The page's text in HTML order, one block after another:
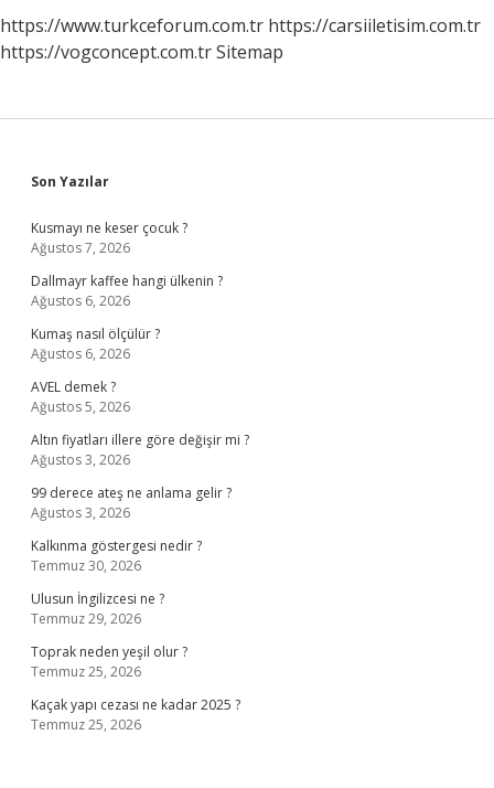
https://www.turkceforum.com.tr https://carsiiletisim.com.tr
https://vogconcept.com.trSitemap
Sidebar
Son Yazılar
Kusmayı ne keser çocuk ?
Ağustos 7, 2026
Dallmayr kaffee hangi ülkenin ?
Ağustos 6, 2026
Kumaş nasıl ölçülür ?
Ağustos 6, 2026
AVEL demek ?
Ağustos 5, 2026
Altın fiyatları illere göre değişir mi ?
Ağustos 3, 2026
99 derece ateş ne anlama gelir ?
Ağustos 3, 2026
Kalkınma göstergesi nedir ?
Temmuz 30, 2026
Ulusun İngilizcesi ne ?
Temmuz 29, 2026
Toprak neden yeşil olur ?
Temmuz 25, 2026
Kaçak yapı cezası ne kadar 2025 ?
Temmuz 25, 2026